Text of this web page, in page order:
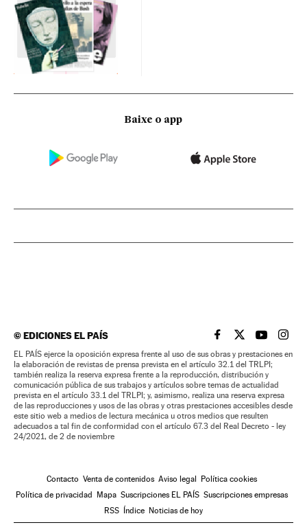
Baixe o app
©EDICIONES EL PAÍS EL PAÍS BRASIL EN
EL PAÍSEL PAÍS
EL
EL PAÍS ejerce la oposición expresa frente al uso de sus obras y prestaciones en
la elaboración de revistas de prensa prevista en el artículo 32.1 del TRLPI;
también realiza la reserva expresa frente a la reproducción, distribución y
comunicación pública de sus trabajos y artículos sobre temas de actualidad
prevista en el artículo 33.1 del TRLPI; y, asimismo, realiza una reserva expresa
de las reproducciones y usos de las obras y otras prestaciones accesibles desde
este sitio web a medios de lectura mecánica u otros medios que resulten
adecuados a tal fin de conformidad con el artículo 67.3 del Real Decreto - ley
24/2021, de 2 de noviembre
Contacto Venta de contenidos Aviso legal Política cookies
Política de privacidad Mapa Suscripciones EL PAÍS Suscripciones empresas
RSS Índice Noticias de hoy